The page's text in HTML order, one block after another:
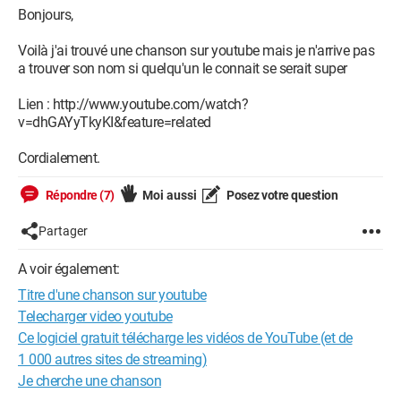
Bonjours,
Voilà j'ai trouvé une chanson sur youtube mais je n'arrive pas
a trouver son nom si quelqu'un le connait se serait super
Lien : http://www.youtube.com/watch?
v=dhGAYyTkyKI&feature=related
Cordialement.
Répondre (7) Moi aussi Posez votre question
Partager
A voir également:
Titre d'une chanson sur youtube
Telecharger video youtube
Ce logiciel gratuit télécharge les vidéos de YouTube (et de
1 000 autres sites de streaming)
Je cherche une chanson